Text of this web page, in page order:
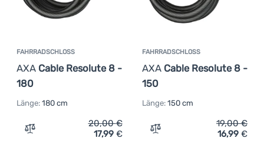
FAHRRADSCHLOSS
AXA Cable Resolute 8 -
180
Länge: 180 cm
Zum Vergleich 'Fahrradschloss AXA Cable Resolute 8 -
20,00€
17,99 €
FAHRRADSCHLOSS
AXA Cable Resolute 8 -
150
Länge: 150 cm
Zum Vergleich
19,00€
16,99 €